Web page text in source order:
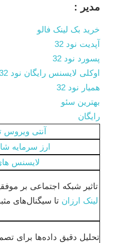
مدیر :
خرید بک لینک فالو
آپدیت نود 32
پسورد نود 32
اوکلی لایسنس رایگان نود 32
همیار نود 32
بهترین سئو
رایگان
آنتی
ارز سرمایه
لایسنس های
تاثیر شبکه اجتماعی بر
لینک ارزان تا سیگنال‌های
تحلیل دقیق داده‌ها برای